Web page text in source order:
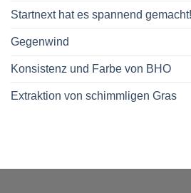
Startnext hat es spannend gemacht!
Gegenwind
Konsistenz und Farbe von BHO
Extraktion von schimmligen Gras